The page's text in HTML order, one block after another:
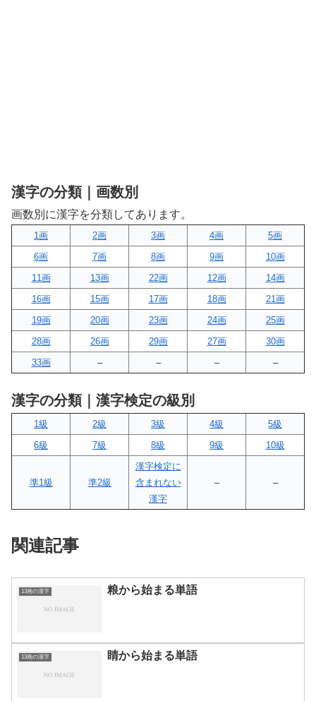
漢字の分類｜画数別
画数別に漢字を分類してあります。
1画 2画 3画 4画
5画
6画
7画 8画 9画
10画
11画
13画 22画 12画
14画
16画
15画 17画 18画
21画
19画
20画 23画 24画
25画
28画
26画 29画 27画
30画
33画
– – – –
漢字の分類｜漢字検定の級別
1級 2級 3級 4級
5級
6級
7級 8級 9級 10級
準1級 準2級
漢字検定に
含まれない
漢字
– –
関連記事
13画の漢字 粮から始まる単語
13画の漢字 睛から始まる単語